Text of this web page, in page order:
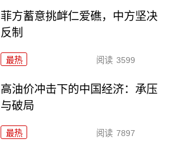
菲方蓄意挑衅仁爱礁，中方坚决
反制
最热 阅读 3599
高油价冲击下的中国经济：承压
与破局
最热 阅读 7897